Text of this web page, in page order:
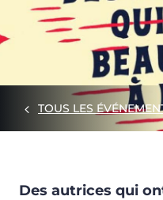
TOUS LES
Des autrices qui